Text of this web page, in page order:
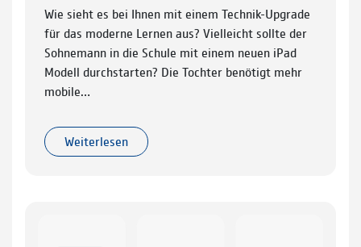
Wie sieht es bei Ihnen mit einem Technik-Upgrade
für das moderne Lernen aus? Vielleicht sollte der
Sohnemann in die Schule mit einem neuen iPad
Modell durchstarten? Die Tochter benötigt mehr
mobile…
Weiterlesen